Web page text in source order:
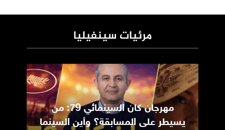
مرئيات سينفيليا
مهرجان كان السينمائي 79: من
يسيطر على المسابقة؟ وأين السينما